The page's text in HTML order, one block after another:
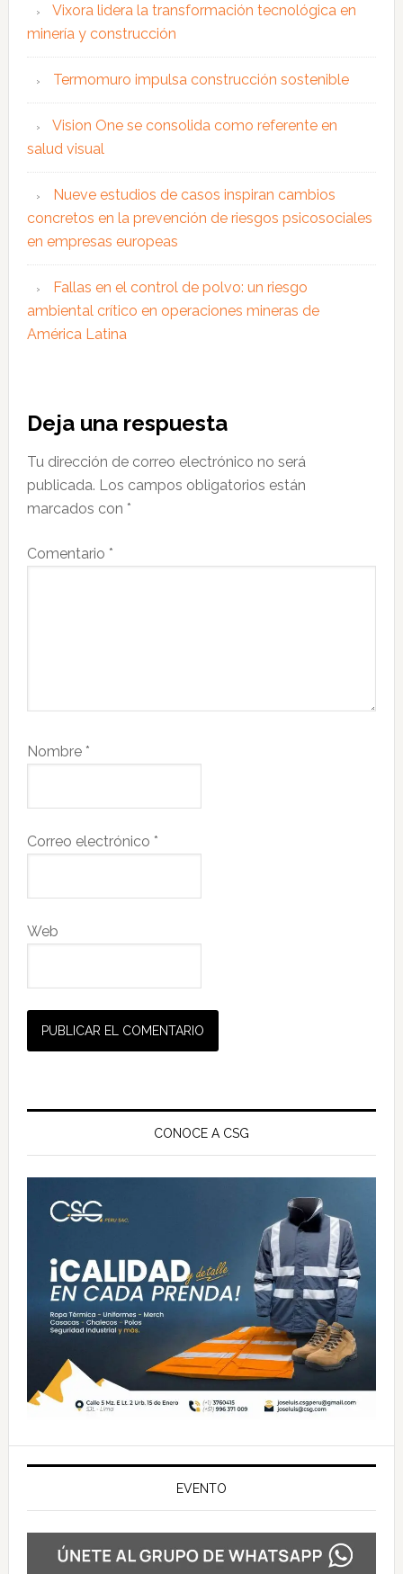
Vixora lidera la transformación tecnológica en
minería y construcción
Termomuro impulsa construcción sostenible
Vision One se consolida como referente en
salud visual
Nueve estudios de casos inspiran cambios
concretos en la prevención de riesgos psicosociales
en empresas europeas
Fallas en el control de polvo: un riesgo
ambiental crítico en operaciones mineras de
América Latina
Interacciones
con
los
lectores
Deja una respuesta
Tu dirección de correo electrónico no será
publicada. Los campos obligatorios están
marcados con *
Comentario *
Nombre *
Correo electrónico *
Web
Barra
principal
CONOCE A CSG
EVENTO